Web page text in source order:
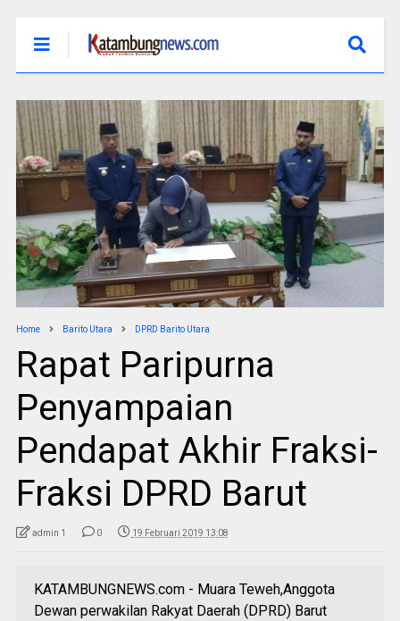
Home Barito Utara DPRD Barito Utara
Rapat Paripurna
Penyampaian
Pendapat Akhir Fraksi-
Fraksi DPRD Barut
admin 1 0 19 Februari 2019 13:08
KATAMBUNGNEWS.com - Muara Teweh,Anggota
Dewan perwakilan Rakyat Daerah (DPRD) Barut